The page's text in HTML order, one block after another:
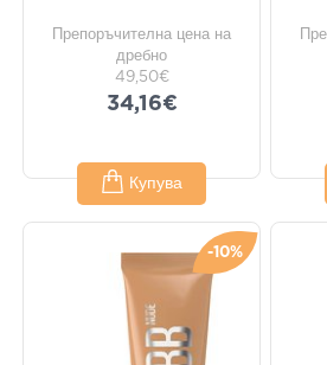
Препоръчителна цена на
дребно
49,50€
34,16€
Купува
-10%